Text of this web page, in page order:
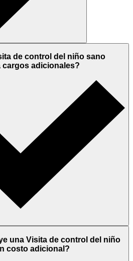
de control del niño sano
adicionales?
una Visita de control del niño
costo adicional?